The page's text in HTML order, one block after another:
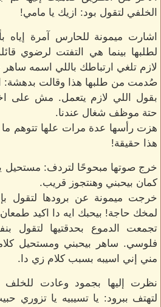
الخلفي لتقول بود: ازيك يا مامي!
اشارت ميمونة للحارس آمرة
لطلبها بينما هي التفتت لرضوي
لازم تلغي ارتباطك باللي اسمه ساهر
صُدمت من طلبها هذا وقالت بدهشة:
بقول اللي لازم يتعمل. مش على
حتة موظف شغال عندنا.
هزت رأسها عدة مرات علها تتوهم ما
هذا حقيقة!
خرج صوتها مبحوحًا لتردف:
كمان بيحبني وهنتجوز قريب.
خرجت ميمونة عن برودها لتقول
لمخك حاجة! بيحبك ايه دا اكيد
تجمعت الدموع بحدقتيها
فلوسي. ساهر بيحبني ومستحيل
مني إني اسيبه بسبب كلام زي دا.
نظرت إليها بجمود وعادت
لتهتف ببرود: يا تسيبيه يا تزوري